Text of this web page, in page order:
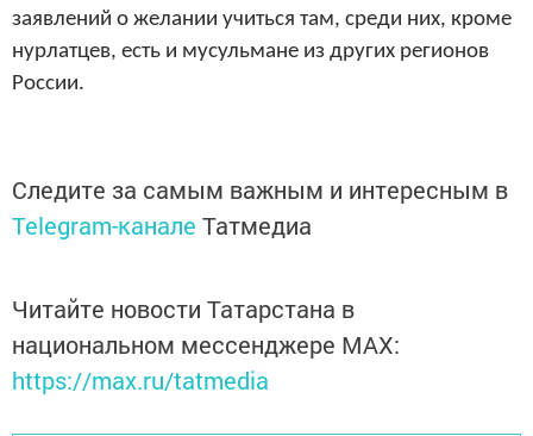
заявлений о желании учиться там, среди них, кроме
нурлатцев, есть и мусульмане из других регионов
России.
Следите за самым важным и интересным в
Telegram-канале Татмедиа
Читайте новости Татарстана в
национальном мессенджере MАХ:
https://max.ru/tatmedia